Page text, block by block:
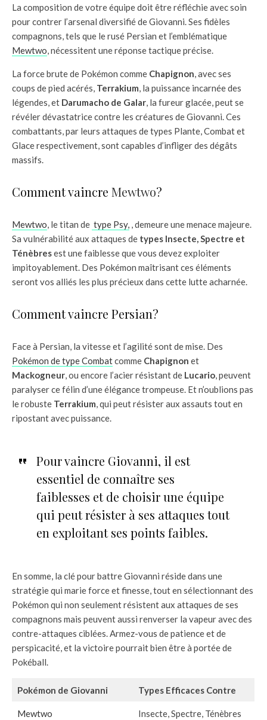
La composition de votre équipe doit être réfléchie avec soin
pour contrer l’arsenal diversifié de Giovanni. Ses fidèles
compagnons, tels que le rusé Persian et l’emblématique
Mewtwo, nécessitent une réponse tactique précise.
La force brute de Pokémon comme Chapignon, avec ses
coups de pied acérés, Terrakium, la puissance incarnée des
légendes, et Darumacho de Galar, la fureur glacée, peut se
révéler dévastatrice contre les créatures de Giovanni. Ces
combattants, par leurs attaques de types Plante, Combat et
Glace respectivement, sont capables d’infliger des dégâts
massifs.
Comment vaincre Mewtwo?
Mewtwo, le titan de type Psy, , demeure une menace majeure.
Sa vulnérabilité aux attaques de types Insecte, Spectre et
Ténèbresest une faiblesse que vous devez exploiter
impitoyablement. Des Pokémon maîtrisant ces éléments
seront vos alliés les plus précieux dans cette lutte acharnée.
Comment vaincre Persian?
Face à Persian, la vitesse et l’agilité sont de mise. Des
Pokémon de type Combatcomme Chapignon et
Mackogneur, ou encore l’acier résistant de Lucario, peuvent
paralyser ce félin d’une élégance trompeuse. Et n’oublions pas
le robuste Terrakium, qui peut résister aux assauts tout en
ripostant avec puissance.
Pour vaincre Giovanni, il est
essentiel de connaître ses
faiblesses et de choisir une équipe
qui peut résister à ses attaques tout
en exploitant ses points faibles.
En somme, la clé pour battre Giovanni réside dans une
stratégie qui marie force et finesse, tout en sélectionnant des
Pokémon qui non seulement résistent aux attaques de ses
compagnons mais peuvent aussi renverser la vapeur avec des
contre-attaques ciblées. Armez-vous de patience et de
perspicacité, et la victoire pourrait bien être à portée de
Pokéball.
Pokémon de Giovanni Types Efficaces Contre
Mewtwo Insecte, Spectre, Ténèbres